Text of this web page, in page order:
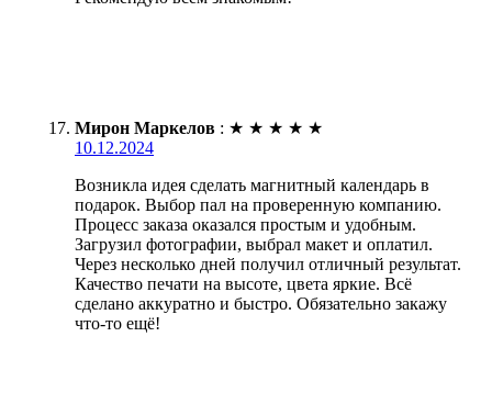
Мирон Маркелов : ★ ★ ★ ★ ★
10.12.2024
Возникла идея сделать магнитный календарь в
подарок. Выбор пал на проверенную компанию.
Процесс заказа оказался простым и удобным.
Загрузил фотографии, выбрал макет и оплатил.
Через несколько дней получил отличный результат.
Качество печати на высоте, цвета яркие. Всё
сделано аккуратно и быстро. Обязательно закажу
что-то ещё!